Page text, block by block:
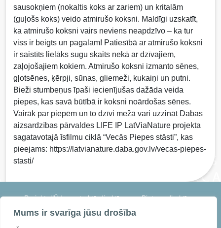
Mums ir svarīga jūsu drošība
sausokņiem (nokaltis koks ar zariem) un kritalām
(guļošs koks) veido atmirušo koksni. Maldīgi uzskatīt,
ka atmirušo koksni vairs neviens neapdzīvo – ka tur
viss ir beigts un pagalam! Patiesībā ar atmirušo koksni
ir saistīts lielāks sugu skaits nekā ar dzīvajiem,
zaļojošajiem kokiem. Atmirušo koksni izmanto sēnes,
gļotsēnes, ķērpji, sūnas, gliemeži, kukaiņi un putni.
Bieži stumbeņus īpaši iecienījušas dažāda veida
piepes, kas savā būtībā ir koksni noārdošas sēnes.
Vairāk par piepēm un to dzīvi mežā vari uzzināt Dabas
aizsardzības pārvaldes LIFE IP LatViaNature projekta
sagatavotajā īsfilmu ciklā “Vecās Piepes stāsti”, kas
pieejams: https://latvianature.daba.gov.lv/vecas-piepes-
stasti/
Projekts "Ūdens struktūrdirektīvas un Biotopu direktīvas
īstenošana saldūdeņu kvalitātes uzlabošanai Salacas daļbaseinā"